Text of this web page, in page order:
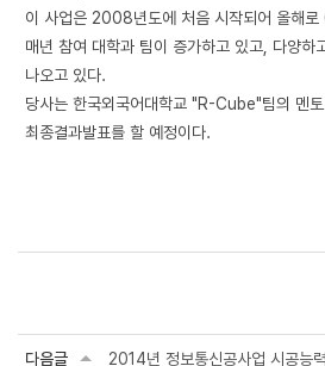
이 사업은 2008년도에 처음 시작되어 올해로
매년 참여 대학과 팀이 증가하고 있고, 다양하
나오고 있다.
당사는 한국외국어대학교 "R-Cube"팀의 멘토
최종결과발표를 할 예정이다.
다음글 2014년 정보통신공사업 시공능